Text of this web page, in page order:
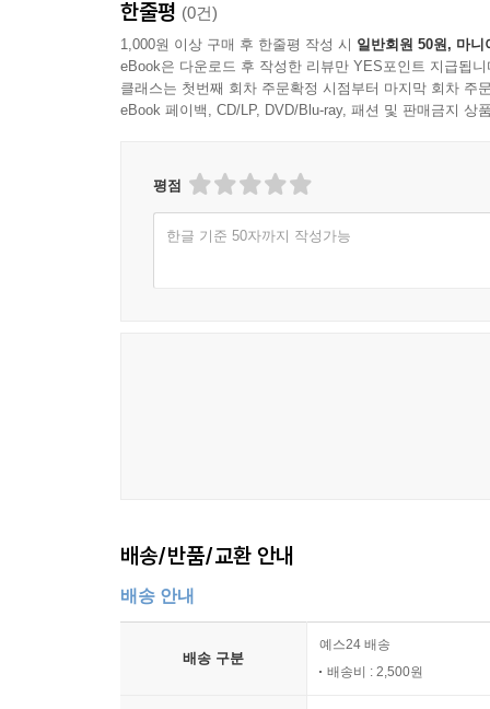
한줄평 (0건)
1,000원 이상 구매 후 한줄평 작성 시 일반회원 50원, 마니
eBook은 다운로드 후 작성한 리뷰만 YES포인트 지급됩니
클래스는 첫번째 회차 주문확정 시점부터 마지막 회차 주
eBook 페이백, CD/LP, DVD/Blu-ray, 패션 및 판매금지 상
평점
한글 기준 50자까지 작성가능
배송/반품/교환 안내
배송 안내
배송 구분
예스24 배송
배송비 : 2,500원